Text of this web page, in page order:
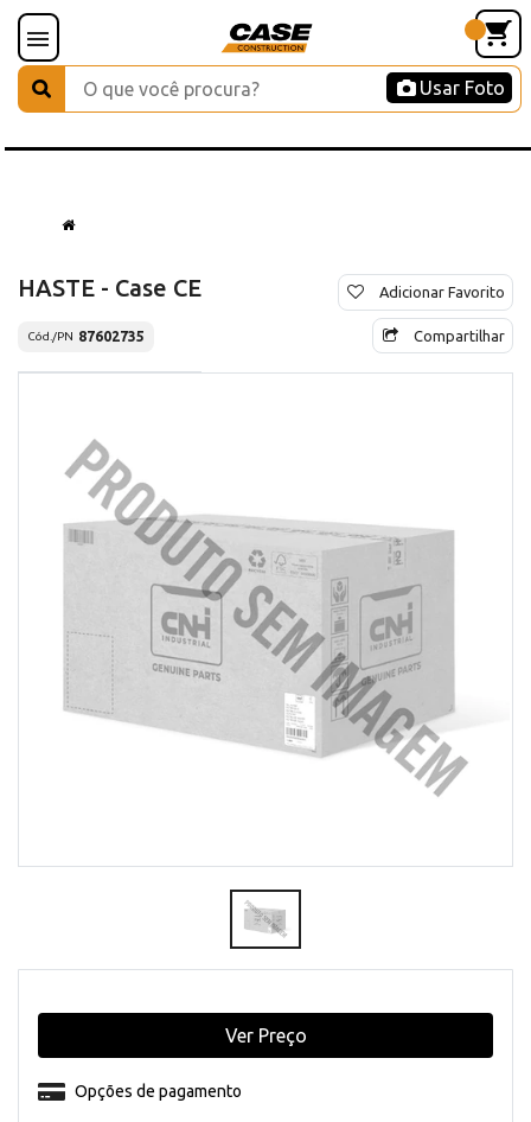
Usar Foto
HASTE - Case CE
Cód./PN 87602735
Adicionar Favorito
Compartilhar
Opções de pagamento
Ver Preço